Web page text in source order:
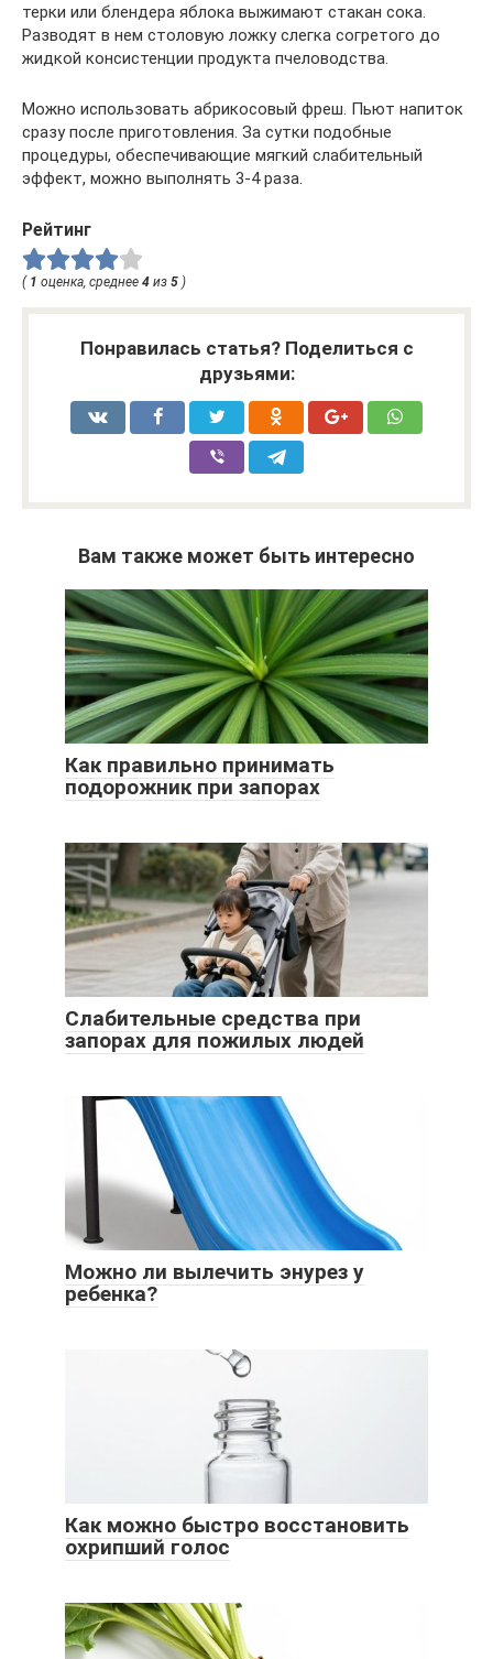
терки или блендера яблока выжимают стакан сока.
Разводят в нем столовую ложку слегка согретого до
жидкой консистенции продукта пчеловодства.
Можно использовать абрикосовый фреш. Пьют напиток
сразу после приготовления. За сутки подобные
процедуры, обеспечивающие мягкий слабительный
эффект, можно выполнять 3-4 раза.
Рейтинг
( 1 оценка, среднее 4 из 5 )
Понравилась статья? Поделиться с
друзьями:
Вам также может быть интересно
Как правильно принимать
подорожник при запорах
Слабительные средства при
запорах для пожилых людей
Можно ли вылечить энурез у
ребенка?
Как можно быстро восстановить
охрипший голос